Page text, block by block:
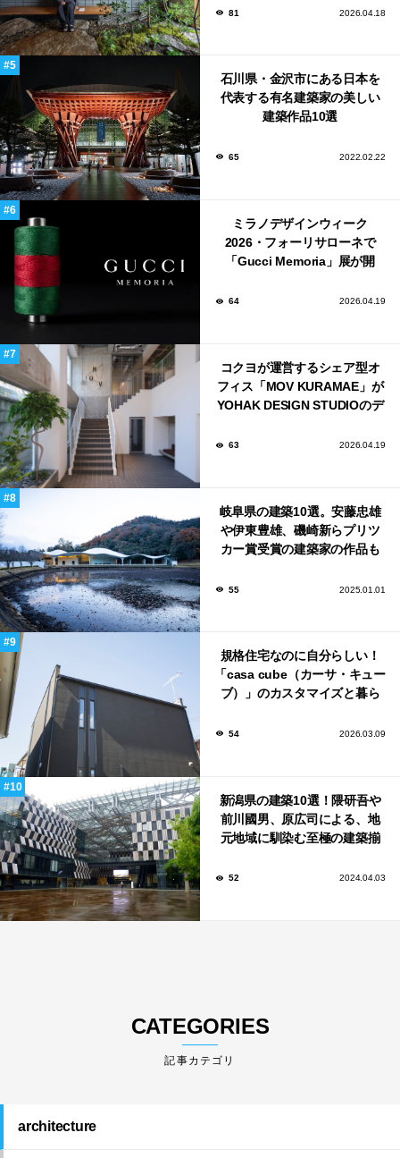
81 2026.04.18
石川県・金沢市にある日本を
代表する有名建築家の美しい
建築作品10選
65 2022.02.22
ミラノデザインウィーク
2026・フォーリサローネで
「Gucci Memoria」展が開
64 2026.04.19
コクヨが運営するシェア型オ
フィス「MOV KURAMAE」が
YOHAK DESIGN STUDIOのデ
63 2026.04.19
岐阜県の建築10選。安藤忠雄
や伊東豊雄、磯崎新らプリツ
カー賞受賞の建築家の作品も
55 2025.01.01
規格住宅なのに自分らしい！
「casa cube（カーサ・キュー
ブ）」のカスタマイズと暮ら
54 2026.03.09
新潟県の建築10選！隈研吾や
前川國男、原広司による、地
元地域に馴染む至極の建築揃
52 2024.04.03
CATEGORIES
architecture